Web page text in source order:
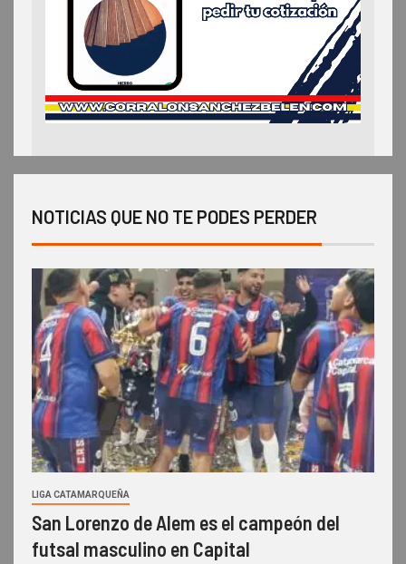
NOTICIAS QUE NO TE PODES PERDER
LIGA CATAMARQUEÑA
San Lorenzo de Alem es el campeón del
futsal masculino en Capital